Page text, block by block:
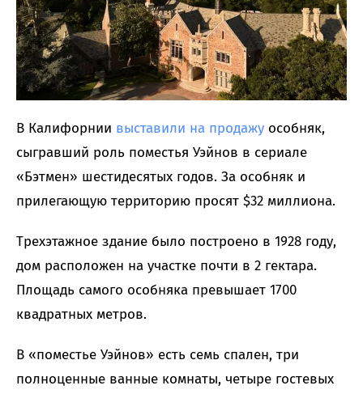
В Калифорнии выставили на продажу особняк,
сыгравший роль поместья Уэйнов в сериале
«Бэтмен» шестидесятых годов. За особняк и
прилегающую территорию просят $32 миллиона.
Трехэтажное здание было построено в 1928 году,
дом расположен на участке почти в 2 гектара.
Площадь самого особняка превышает 1700
квадратных метров.
В «поместье Уэйнов» есть семь спален, три
полноценные ванные комнаты, четыре гостевых